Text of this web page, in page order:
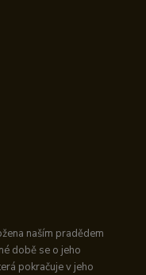
naším pradědem
době se o jeho
pokračuje v jeho